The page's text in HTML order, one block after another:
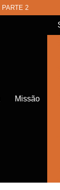
PARTE 2
Missão